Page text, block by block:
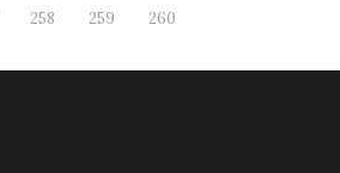
258 259 260